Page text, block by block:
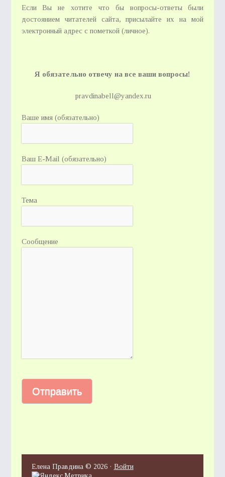
Если Вы не хотите что бы вопросы-ответы были
достоянием читателей сайта, присылайте их на мой
электронный адрес с пометкой (личное).
Я обязательно отвечу на все ваши вопросы!
pravdinabell@yandex.ru
Ваше имя (обязательно)
Ваш E-Mail (обязательно)
Тема
Сообщение
Елена Правдина © 2026 · Войти